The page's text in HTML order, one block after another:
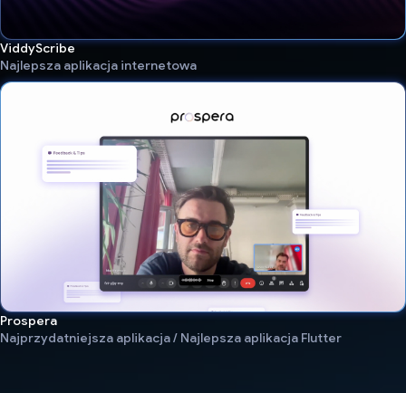
ViddyScribe
Najlepsza aplikacja internetowa
Prospera
Najprzydatniejsza aplikacja / Najlepsza aplikacja Flutter